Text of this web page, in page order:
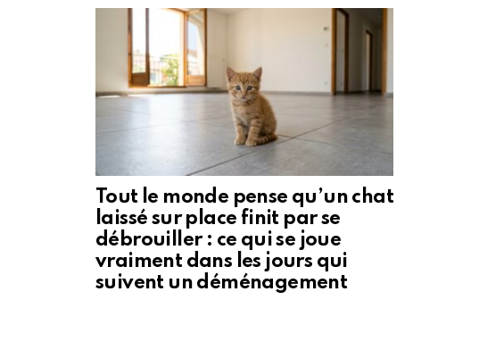
Tout le monde pense qu’un chat
laissé sur place finit par se
débrouiller : ce qui se joue
vraiment dans les jours qui
suivent un déménagement